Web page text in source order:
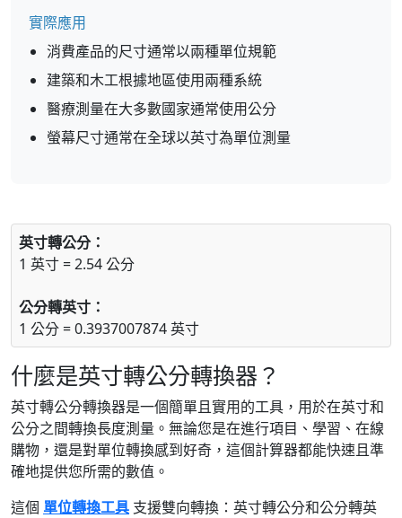
實際應用
消費產品的尺寸通常以兩種單位規範
建築和木工根據地區使用兩種系統
醫療測量在大多數國家通常使用公分
螢幕尺寸通常在全球以英寸為單位測量
英寸轉公分：
1 英寸 = 2.54 公分
公分轉英寸：
1 公分 = 0.3937007874 英寸
什麼是英寸轉公分轉換器？
英寸轉公分轉換器是一個簡單且實用的工具，用於在英寸和
公分之間轉換長度測量。無論您是在進行項目、學習、在線
購物，還是對單位轉換感到好奇，這個計算器都能快速且準
確地提供您所需的數值。
這個 單位轉換工具 支援雙向轉換：英寸轉公分和公分轉英